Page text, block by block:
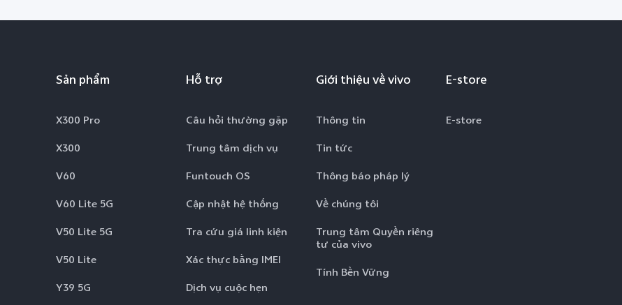
Sản phẩm
X300 Pro
X300
V60
V60 Lite 5G
V50 Lite 5G
V50 Lite
Y39 5G
Hỗ trợ
Câu hỏi thường gặp
Trung tâm dịch vụ
Funtouch OS
Cập nhật hệ thống
Tra cứu giá linh kiện
Xác thực bằng IMEI
Dịch vụ cuộc hẹn
Giới thiệu về vivo
Thông tin
Tin tức
Thông báo pháp lý
Về chúng tôi
Trung tâm Quyền riêng
tư của vivo
Tính Bền Vững
E-store
E-store